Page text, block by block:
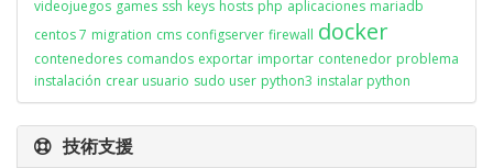
videojuegos games ssh keys hosts php aplicaciones mariadb
centos 7 migration cms configserver firewall docker
contenedores comandos exportar importar contenedor problema
instalación crear usuario sudo user python3 instalar python
技術支援